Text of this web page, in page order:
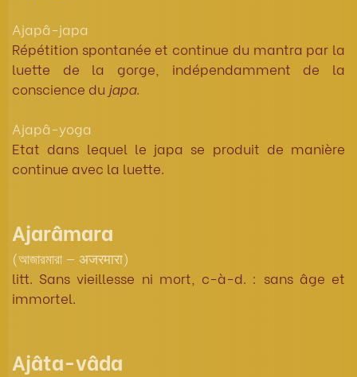
Ajapâ-japa
Répétition spontanée et continue du mantra par la
luette de la gorge, indépendamment de la
conscience du japa.
Ajapâ-yoga
Etat dans lequel le japa se produit de manière
continue avec la luette.
Ajarâmara
(আজারমারা — अजरमारा)
litt. Sans vieillesse ni mort, c-à-d. : sans âge et
immortel.
Ajâta-vâda